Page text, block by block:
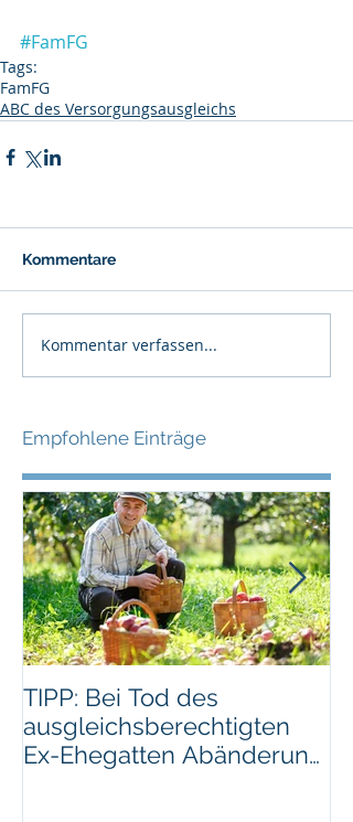
Empfohlene Einträge
#FamFG
Tags:
FamFG
ABC des Versorgungsausgleichs
Kommentare
Kommentar verfassen...
TIPP: Bei Tod des
ausgleichsberechtigten
Ex-Ehegatten Abänderung